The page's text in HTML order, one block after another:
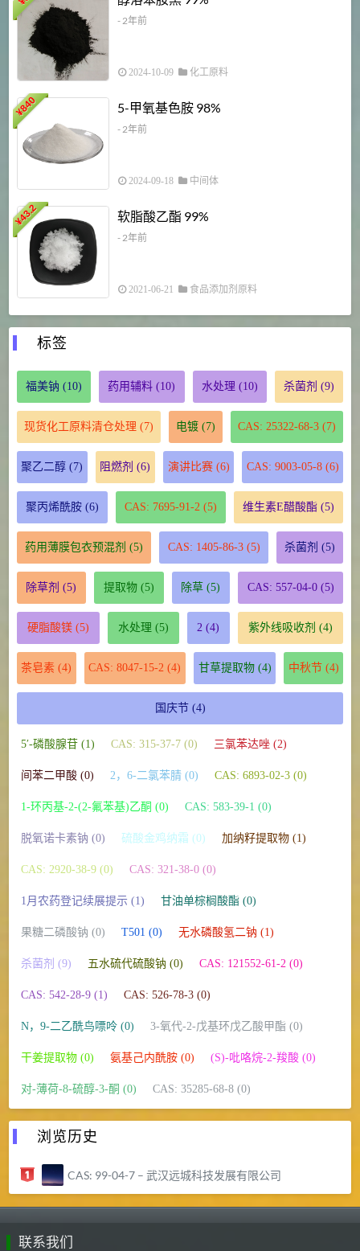
- 2年前
2024-10-09 化工原料
¥
840 5-甲氧基色胺 98%
- 2年前
2024-09-18 中间体
¥
43.2 软脂酸乙酯 99%
- 2年前
2021-06-21 食品添加剂原料
标签
福美钠 (10) 药用辅料 (10) 水处理 (10) 杀菌剂 (9)
现货化工原料清仓处理 (7) 电镀 (7) CAS: 25322-68-3 (7)
聚乙二醇 (7) 阻燃剂 (6) 演讲比赛(6) CAS: 9003-05-8(6)
聚丙烯酰胺(6) CAS: 7695-91-2 (5) 维生素E醋酸酯 (5)
药用薄膜包衣预混剂 (5) CAS: 1405-86-3(5) 杀菌剂 (5)
除草剂 (5) 提取物(5) 除草 (5) CAS: 557-04-0(5)
硬脂酸镁(5) 水处理 (5) 2 (4) 紫外线吸收剂 (4)
茶皂素 (4) CAS: 8047-15-2 (4) 甘草提取物(4) 中秋节(4)
国庆节(4)
5′-磷酸腺苷 (1) CAS: 315-37-7 (0) 三氯苯达唑 (2)
间苯二甲酸 (0) 2，6-二氯苯腈 (0) CAS: 6893-02-3 (0)
1-环丙基-2-(2-氟苯基)乙酮 (0) CAS: 583-39-1 (0)
脱氧诺卡素钠 (0) 硫酸金鸡纳霜 (0) 加纳籽提取物 (1)
CAS: 2920-38-9 (0) CAS: 321-38-0 (0)
1月农药登记续展提示 (1) 甘油单棕榈酸酯 (0)
果糖二磷酸钠 (0) T501 (0) 无水磷酸氢二钠 (1)
杀菌剂 (9) 五水硫代硫酸钠 (0) CAS: 121552-61-2 (0)
CAS: 542-28-9 (1) CAS: 526-78-3 (0)
N，9-二乙酰鸟嘌呤 (0) 3-氧代-2-戊基环戊乙酸甲酯 (0)
干姜提取物 (0) 氨基己内酰胺 (0) (S)-吡咯烷-2-羧酸 (0)
对-薄荷-8-硫醇-3-酮 (0) CAS: 35285-68-8 (0)
浏览历史
CAS: 99-04-7 – 武汉远城科技发展有限公司
联系我们